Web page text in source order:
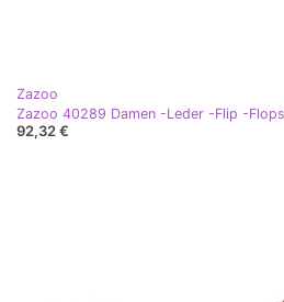
Zazoo
92,32 €